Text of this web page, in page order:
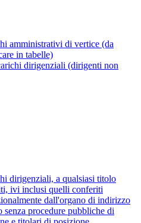
amministrativi di vertice (da
in tabelle)
dirigenziali (dirigenti non
dirigenziali, a qualsiasi titolo
ivi inclusi quelli conferiti
dall'organo di indirizzo
senza procedure pubbliche di